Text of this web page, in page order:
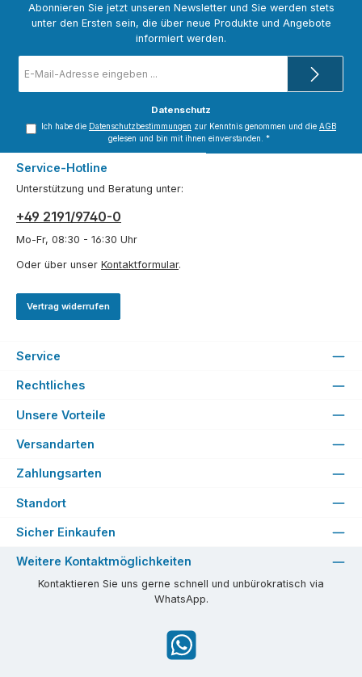
Abonnieren Sie jetzt unseren Newsletter und Sie werden stets
unter den Ersten sein, die über neue Produkte und Angebote
informiert werden.
Mail-
Adresse
Datenschutz
Ich habe die Datenschutzbestimmungen zur Kenntnis genommen und die AGB
gelesen und bin mit ihnen einverstanden. *
Service-Hotline
Unterstützung und Beratung unter:
+49 2191/9740-0
Mo-Fr, 08:30 - 16:30 Uhr
Oder über unser Kontaktformular.
Vertrag widerrufen
Service
Rechtliches
Unsere Vorteile
Versandarten
Zahlungsarten
Standort
Sicher Einkaufen
Weitere Kontaktmöglichkeiten
Kontaktieren Sie uns gerne schnell und unbürokratisch via
WhatsApp.
WhatsApp